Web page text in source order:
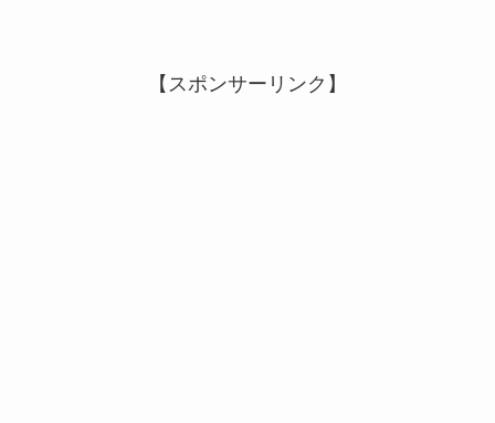
【スポンサーリンク】